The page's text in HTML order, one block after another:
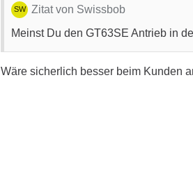
Zitat von Swissbob
Meinst Du den GT63SE Antrieb in
Wäre sicherlich besser beim Kunden